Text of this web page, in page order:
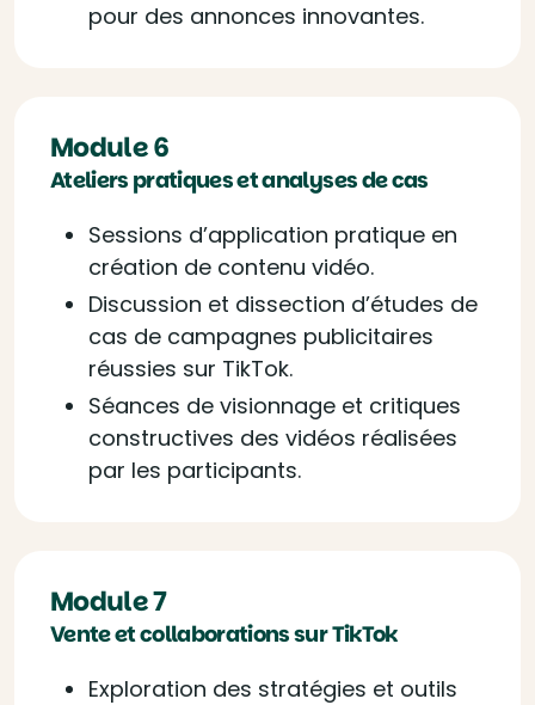
pour des annonces innovantes.
Module 6
Ateliers pratiques et analyses de cas
Sessions d’application pratique en
création de contenu vidéo.
Discussion et dissection d’études de
cas de campagnes publicitaires
réussies sur TikTok.
Séances de visionnage et critiques
constructives des vidéos réalisées
par les participants.
Module 7
Vente et collaborations sur TikTok
Exploration des stratégies et outils